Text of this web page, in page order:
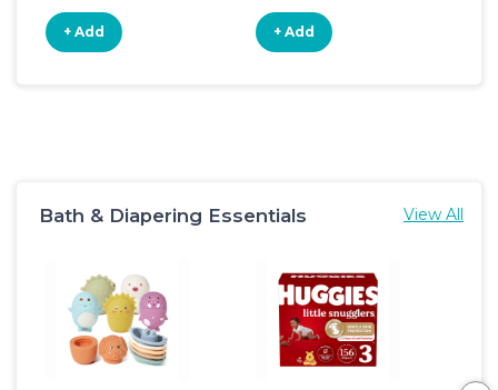
+ Add + Add
Bath & Diapering Essentials View All